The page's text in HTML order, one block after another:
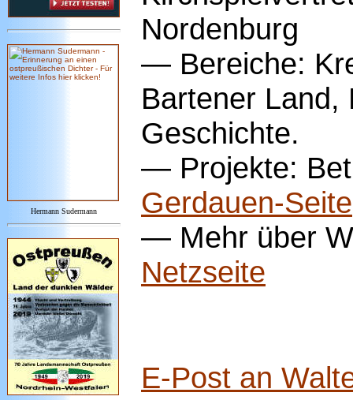
Hermann Sudermann
Nordenburg
— Bereiche:
Bartener Land,
Geschichte.
— Projekte:
Gerdauen-Seite
— Mehr über
Netzseite
E-Post an